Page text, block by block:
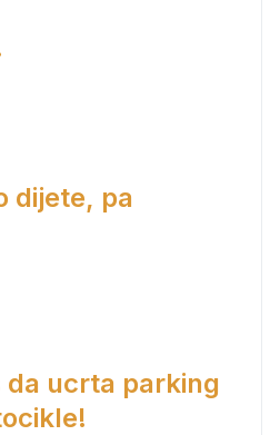
dijete, pa
da ucrta parking